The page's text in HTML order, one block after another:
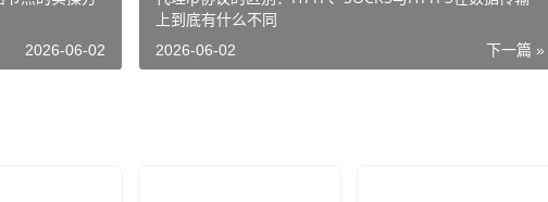
2026-06-02
上到底有什么不同
下一篇 »
2026-06-02